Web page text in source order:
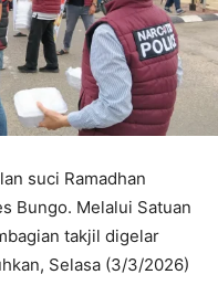
suci Ramadhan
Bungo. Melalui Satuan
takjil digelar
Selasa (3/3/2026)